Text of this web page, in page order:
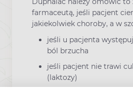
farmaceutą, jeśli pacjent
jakiekolwiek choroby, a w
jeśli u pacjenta
ból brzucha
jeśli pacjent nie trawi
(laktozy)